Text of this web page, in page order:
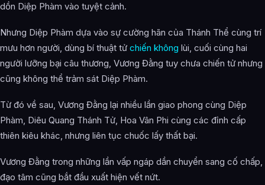
dồn Diệp Phàm vào tuyệt cảnh.
Nhưng Diệp Phàm dựa vào sự cường hãn của Thánh Thể cùng trí
mưu hơn người, dùng bí thuật tử chiến không lùi, cuối cùng hai
người lưỡng bại câu thương, Vương Đằng tuy chưa chiến tử nhưng
cũng không thể trảm sát Diệp Phàm.
Từ đó về sau, Vương Đằng lại nhiều lần giao phong cùng Diệp
Phàm, Diêu Quang Thánh Tử, Hoa Vân Phi cùng các đỉnh cấp
thiên kiêu khác, nhưng liên tục chuốc lấy thất bại.
Vương Đằng trong những lần vấp ngáp dần chuyển sang cố chấp,
đạo tâm cũng bắt đầu xuất hiện vết nứt.